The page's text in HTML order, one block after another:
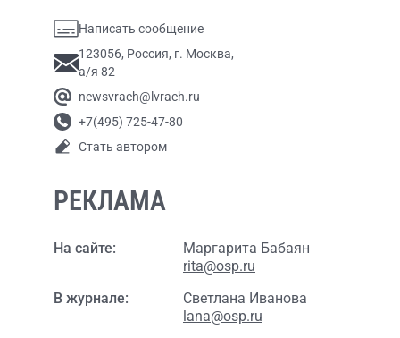
Написать сообщение
123056, Россия, г. Москва,
а/я 82
newsvrach@lvrach.ru
+7(495) 725-47-80
Стать автором
РЕКЛАМА
На сайте:
Маргарита Бабаян
rita@osp.ru
В журнале:
Светлана Иванова
lana@osp.ru